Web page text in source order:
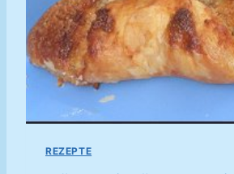
N
B
E
E
R
N
C
H
U
”
(
A
REZEPTE